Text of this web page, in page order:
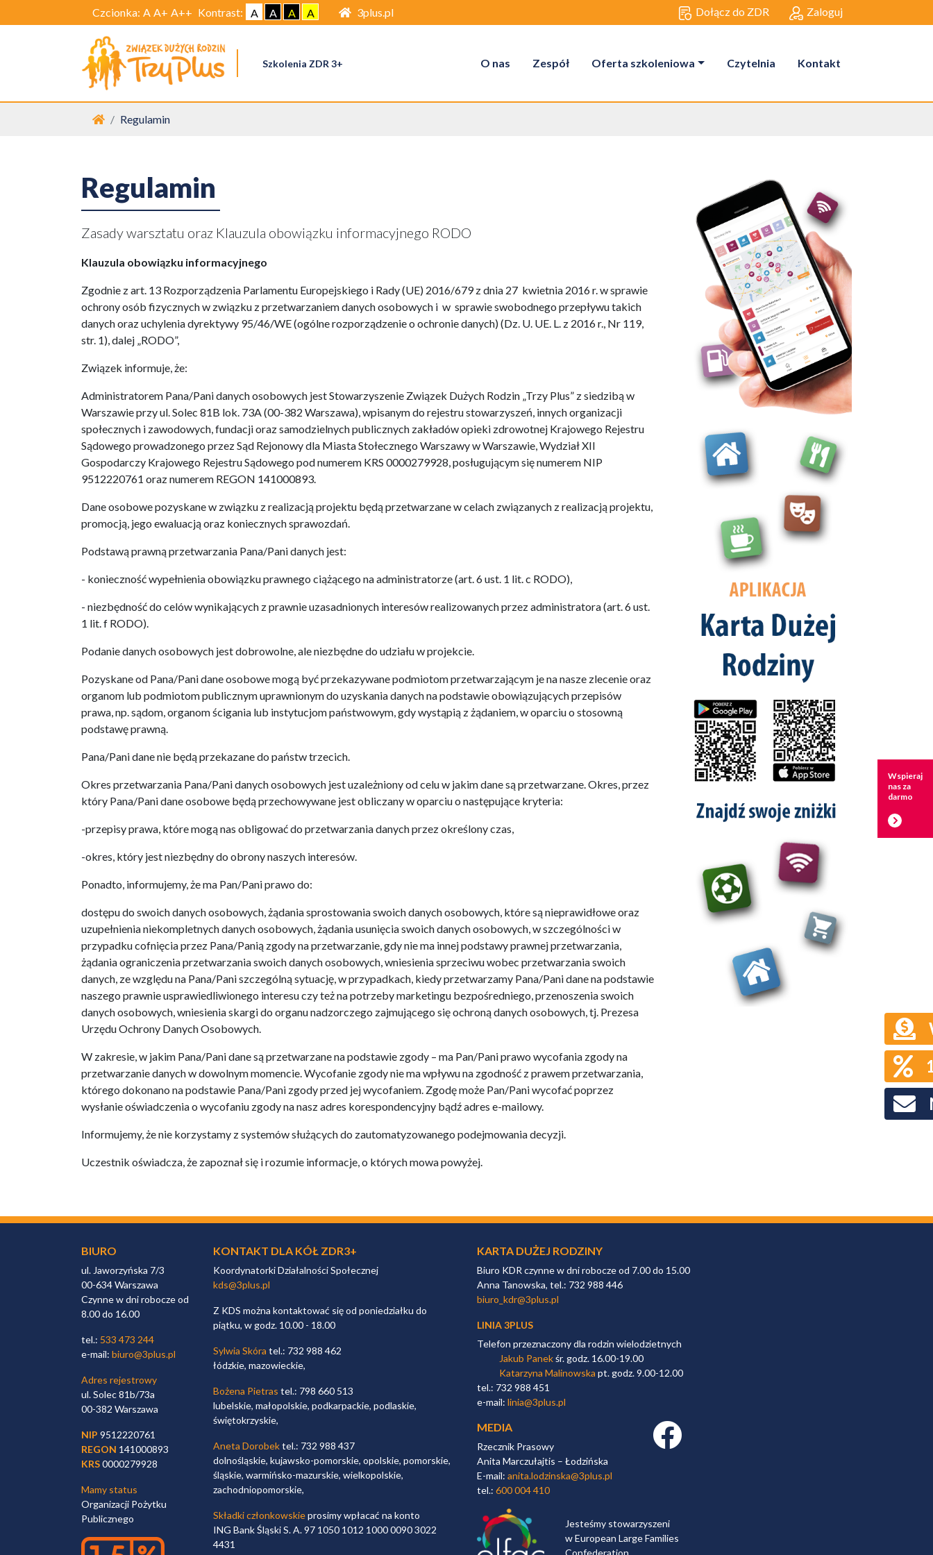
Czcionka: A A+ A++ Kontrast: A A A A 3plus.pl Dołącz do ZDR Zaloguj
Szkolenia ZDR 3+ O nas Zespół Oferta szkoleniowa Czytelnia Kontakt
Strona główna
Regulamin
Regulamin
Zasady warsztatu oraz Klauzula obowiązku informacyjnego RODO
Klauzula obowiązku informacyjnego
Zgodnie z art. 13 Rozporządzenia Parlamentu Europejskiego i Rady (UE) 2016/679 z dnia 27 kwietnia 2016 r. w sprawie
ochrony osób fizycznych w związku z przetwarzaniem danych osobowych i w sprawie swobodnego przepływu takich
danych oraz uchylenia dyrektywy 95/46/WE (ogólne rozporządzenie o ochronie danych) (Dz. U. UE. L. z 2016 r., Nr 119,
str. 1), dalej „RODO”,
Związek informuje, że:
Administratorem Pana/Pani danych osobowych jest Stowarzyszenie Związek Dużych Rodzin „Trzy Plus” z siedzibą w
Warszawie przy ul. Solec 81B lok. 73A (00-382 Warszawa), wpisanym do rejestru stowarzyszeń, innych organizacji
społecznych i zawodowych, fundacji oraz samodzielnych publicznych zakładów opieki zdrowotnej Krajowego Rejestru
Sądowego prowadzonego przez Sąd Rejonowy dla Miasta Stołecznego Warszawy w Warszawie, Wydział XII
Gospodarczy Krajowego Rejestru Sądowego pod numerem KRS 0000279928, posługującym się numerem NIP
9512220761 oraz numerem REGON 141000893.
Dane osobowe pozyskane w związku z realizacją projektu będą przetwarzane w celach związanych z realizacją projektu,
promocją, jego ewaluacją oraz koniecznych sprawozdań.
Podstawą prawną przetwarzania Pana/Pani danych jest:
- konieczność wypełnienia obowiązku prawnego ciążącego na administratorze (art. 6 ust. 1 lit. c RODO),
- niezbędność do celów wynikających z prawnie uzasadnionych interesów realizowanych przez administratora (art. 6 ust.
1 lit. f RODO).
Podanie danych osobowych jest dobrowolne, ale niezbędne do udziału w projekcie.
Pozyskane od Pana/Pani dane osobowe mogą być przekazywane podmiotom przetwarzającym je na nasze zlecenie oraz
organom lub podmiotom publicznym uprawnionym do uzyskania danych na podstawie obowiązujących przepisów
prawa, np. sądom, organom ścigania lub instytucjom państwowym, gdy wystąpią z żądaniem, w oparciu o stosowną
podstawę prawną.
Pana/Pani dane nie będą przekazane do państw trzecich.
Okres przetwarzania Pana/Pani danych osobowych jest uzależniony od celu w jakim dane są przetwarzane. Okres, przez
który Pana/Pani dane osobowe będą przechowywane jest obliczany w oparciu o następujące kryteria:
-przepisy prawa, które mogą nas obligować do przetwarzania danych przez określony czas,
-okres, który jest niezbędny do obrony naszych interesów.
Ponadto, informujemy, że ma Pan/Pani prawo do:
dostępu do swoich danych osobowych, żądania sprostowania swoich danych osobowych, które są nieprawidłowe oraz
uzupełnienia niekompletnych danych osobowych, żądania usunięcia swoich danych osobowych, w szczególności w
przypadku cofnięcia przez Pana/Panią zgody na przetwarzanie, gdy nie ma innej podstawy prawnej przetwarzania,
żądania ograniczenia przetwarzania swoich danych osobowych, wniesienia sprzeciwu wobec przetwarzania swoich
danych, ze względu na Pana/Pani szczególną sytuację, w przypadkach, kiedy przetwarzamy Pana/Pani dane na podstawie
naszego prawnie usprawiedliwionego interesu czy też na potrzeby marketingu bezpośredniego, przenoszenia swoich
danych osobowych, wniesienia skargi do organu nadzorczego zajmującego się ochroną danych osobowych, tj. Prezesa
Urzędu Ochrony Danych Osobowych.
W zakresie, w jakim Pana/Pani dane są przetwarzane na podstawie zgody – ma Pan/Pani prawo wycofania zgody na
przetwarzanie danych w dowolnym momencie. Wycofanie zgody nie ma wpływu na zgodność z prawem przetwarzania,
którego dokonano na podstawie Pana/Pani zgody przed jej wycofaniem. Zgodę może Pan/Pani wycofać poprzez
wysłanie oświadczenia o wycofaniu zgody na nasz adres korespondencyjny bądź adres e-mailowy.
Informujemy, że nie korzystamy z systemów służących do zautomatyzowanego podejmowania decyzji.
Uczestnik oświadcza, że zapoznał się i rozumie informacje, o których mowa powyżej.
BIURO
ul. Jaworzyńska 7/3
00-634 Warszawa
Czynne w dni robocze od
8.00 do 16.00
tel.: 533 473 244
e-mail: biuro@3plus.pl
Adres rejestrowy
ul. Solec 81b/73a
00-382 Warszawa
NIP 9512220761
REGON 141000893
KRS0000279928
Mamy status
Organizacji Pożytku
Publicznego
KONTAKT DLA KÓŁ ZDR3+
Koordynatorki Działalności Społecznej
kds@3plus.pl
Z KDS można kontaktować się od poniedziałku do
piątku, w godz. 10.00 - 18.00
Sylwia Skóra tel.: 732 988 462
łódzkie, mazowieckie,
Bożena Pietras tel.: 798 660 513
lubelskie, małopolskie, podkarpackie, podlaskie,
świętokrzyskie,
Aneta Dorobektel.: 732 988 437
dolnośląskie, kujawsko-pomorskie, opolskie, pomorskie,
śląskie, warmińsko-mazurskie, wielkopolskie,
zachodniopomorskie,
Składki członkowskieprosimy wpłacać na konto
ING Bank Śląski S. A. 97 1050 1012 1000 0090 3022
4431
KARTA DUŻEJ RODZINY
Biuro KDR czynne w dni robocze od 7.00 do 15.00
Anna Tanowska, tel.: 732 988 446
biuro_kdr@3plus.pl
LINIA 3PLUS
Telefon przeznaczony dla rodzin wielodzietnych
Jakub Panekśr. godz. 16.00-19.00
Katarzyna Malinowska pt. godz. 9.00-12.00
tel.: 732 988 451
e-mail: linia@3plus.pl
MEDIA
Rzecznik Prasowy
Anita Marczułajtis – Łodzińska
E-mail: anita.lodzinska@3plus.pl
tel.: 600 004 410
Facebook link
Jesteśmy stowarzyszeni
w European Large Families
Confederation
Wspieraj
nas za
darmo